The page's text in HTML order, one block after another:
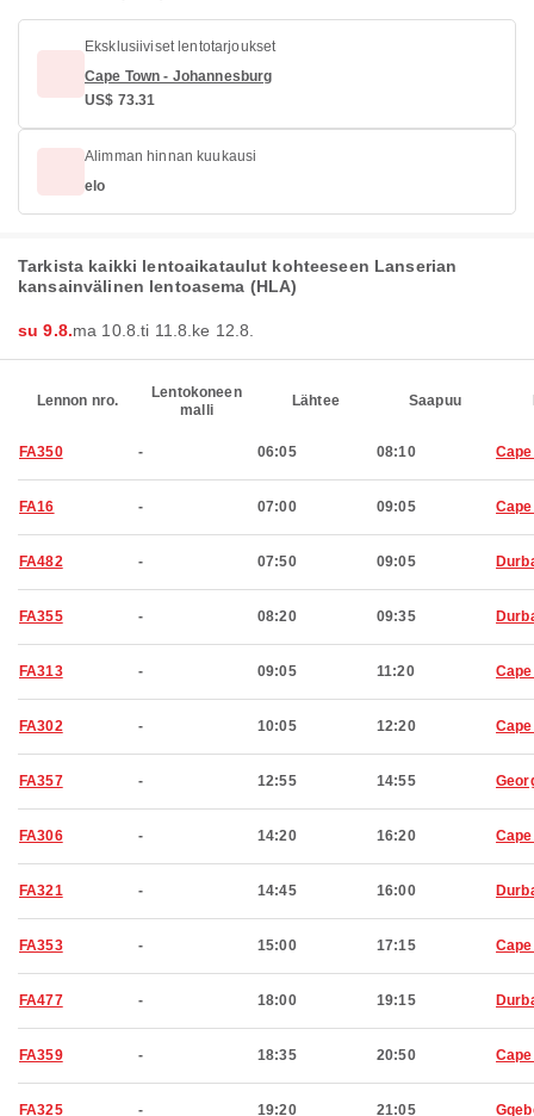
Eksklusiiviset lentotarjoukset
Cape Town - Johannesburg
US$ 73.31
Alimman hinnan kuukausi
elo
Tarkista kaikki lentoaikataulut kohteeseen Lanserian
kansainvälinen lentoasema (HLA)
su 9.8.ma 10.8.ti 11.8. ke 12.8.
Lennon nro.
Lentokoneen
malli
Lähtee Saapuu
FA350 - 06:05 08:10
FA16 - 07:00 09:05
FA482 - 07:50 09:05
FA355 - 08:20 09:35
FA313 - 09:05 11:20
FA302 - 10:05 12:20
FA357 - 12:55 14:55
FA306 - 14:20 16:20
FA321 - 14:45 16:00
FA353 - 15:00 17:15
FA477 - 18:00 19:15
FA359 - 18:35 20:50
FA325 - 19:20 21:05